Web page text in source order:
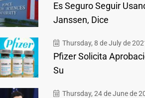
Es Seguro Seguir
Janssen, Dice
Thursday, 8 de July de
Pfizer Solicita
Su
Thursday, 24 de June de